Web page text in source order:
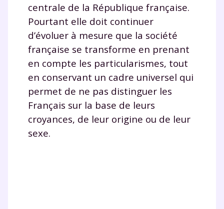
centrale de la République française.
Pourtant elle doit continuer
d’évoluer à mesure que la société
française se transforme en prenant
en compte les particularismes, tout
en conservant un cadre universel qui
permet de ne pas distinguer les
Français sur la base de leurs
croyances, de leur origine ou de leur
sexe.